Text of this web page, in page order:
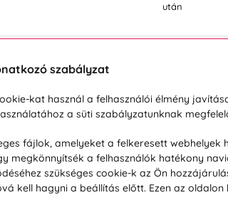
után
16:00-ig
Reklamáció / Áru
Szállítás és fizetés
Üzleti feltételek
Visszaküldési politika
szabályzat
kat használ a felhasználói élmény
a süti szabályzatunknak
fájlok, amelyeket a felkeresett
megkönnyítsék a felhasználók hatékony
szükséges cookie-k az Ön
kell hagyni a beállítás előtt. Ezen az